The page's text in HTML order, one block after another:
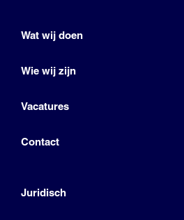
Wat wij doen
Wie wij zijn
Vacatures
Contact
Juridisch